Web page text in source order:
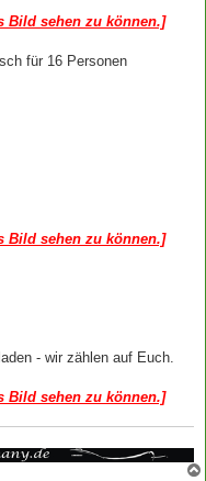
Bild sehen zu können.]
für 16 Personen
Bild sehen zu können.]
- wir zählen auf Euch.
Bild sehen zu können.]